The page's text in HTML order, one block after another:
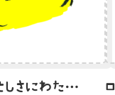
師走の忙しさにわたわたしているひよこ